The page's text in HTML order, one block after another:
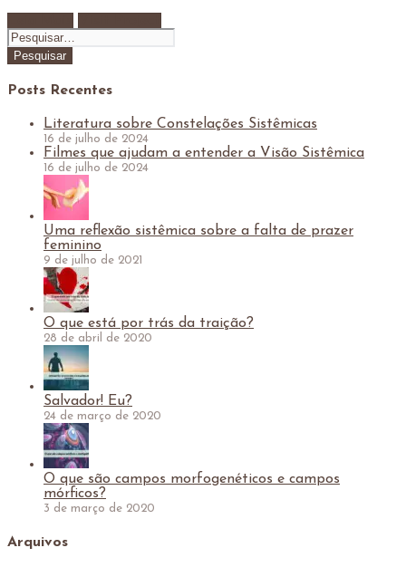
Posts Recentes
Literatura sobre Constelações Sistêmicas
16 de julho de 2024
Filmes que ajudam a entender a Visão Sistêmica
16 de julho de 2024
Uma reflexão sistêmica sobre a falta de prazer
feminino
9 de julho de 2021
O que está por trás da traição?
28 de abril de 2020
Salvador! Eu?
24 de março de 2020
O que são campos morfogenéticos e campos
mórficos?
3 de março de 2020
Arquivos